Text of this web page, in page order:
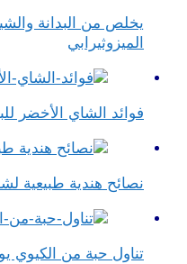
يخلص من البدانة
الميزوثيرابي
فوائد الشاي الأخضر
نصائح هندية طبيعية
تناول حبة من الكيوي